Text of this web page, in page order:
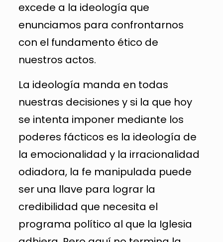
excede a la ideología que
enunciamos para confrontarnos
con el fundamento ético de
nuestros actos.
La ideología manda en todas
nuestras decisiones y si la que hoy
se intenta imponer mediante los
poderes fácticos es la ideología de
la emocionalidad y la irracionalidad
odiadora, la fe manipulada puede
ser una llave para lograr la
credibilidad que necesita el
programa político al que la Iglesia